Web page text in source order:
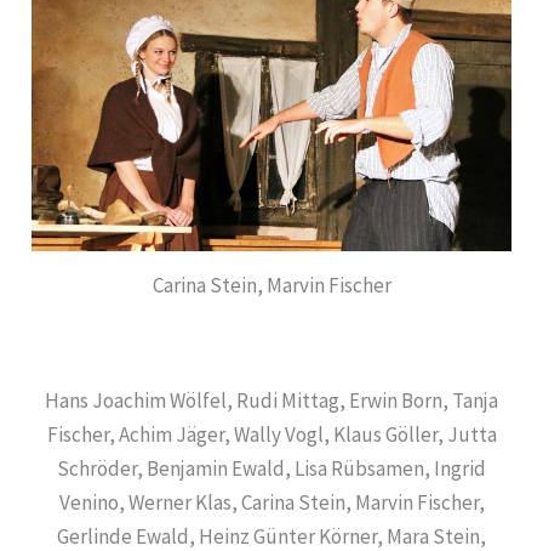
Carina Stein, Marvin Fischer
Hans Joachim Wölfel, Rudi Mittag, Erwin Born, Tanja
Fischer, Achim Jäger, Wally Vogl, Klaus Göller, Jutta
Schröder, Benjamin Ewald, Lisa Rübsamen, Ingrid
Venino, Werner Klas, Carina Stein, Marvin Fischer,
Gerlinde Ewald, Heinz Günter Körner, Mara Stein,